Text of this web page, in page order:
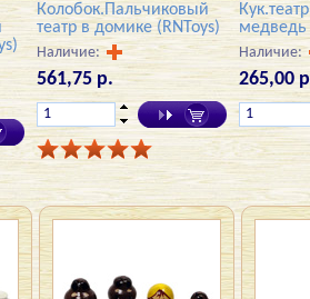
Колобок.Пальчиковый
театр в домике (RNToys)
Наличие:
561,75 р.
медведь
Наличие:
265,00